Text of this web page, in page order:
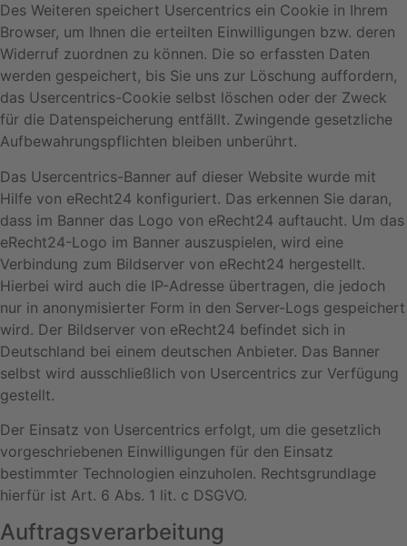
Des Weiteren speichert Usercentrics ein Cookie in Ihrem
Browser, um Ihnen die erteilten Einwilligungen bzw. deren
Widerruf zuordnen zu können. Die so erfassten Daten
werden gespeichert, bis Sie uns zur Löschung auffordern,
das Usercentrics-Cookie selbst löschen oder der Zweck
für die Datenspeicherung entfällt. Zwingende gesetzliche
Aufbewahrungspflichten bleiben unberührt.
Das Usercentrics-Banner auf dieser Website wurde mit
Hilfe von eRecht24 konfiguriert. Das erkennen Sie daran,
dass im Banner das Logo von eRecht24 auftaucht. Um das
eRecht24-Logo im Banner auszuspielen, wird eine
Verbindung zum Bildserver von eRecht24 hergestellt.
Hierbei wird auch die IP-Adresse übertragen, die jedoch
nur in anonymisierter Form in den Server-Logs gespeichert
wird. Der Bildserver von eRecht24 befindet sich in
Deutschland bei einem deutschen Anbieter. Das Banner
selbst wird ausschließlich von Usercentrics zur Verfügung
gestellt.
Der Einsatz von Usercentrics erfolgt, um die gesetzlich
vorgeschriebenen Einwilligungen für den Einsatz
bestimmter Technologien einzuholen. Rechtsgrundlage
hierfür ist Art. 6 Abs. 1 lit. c DSGVO.
Auftragsverarbeitung